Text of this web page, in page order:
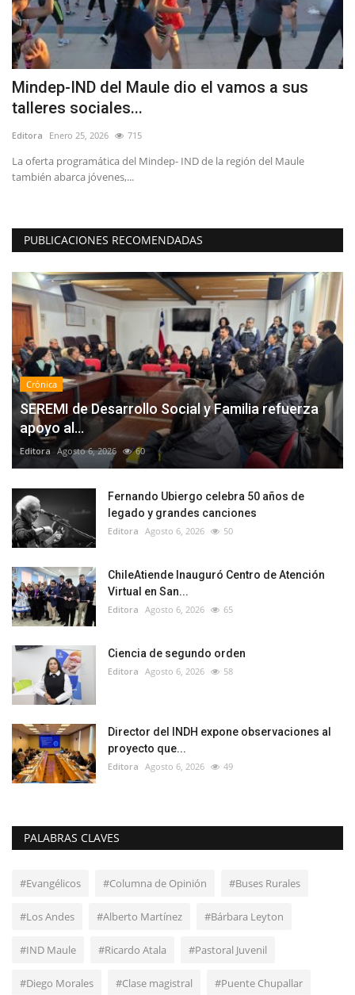
Mindep-IND del Maule dio el vamos a sus
talleres sociales...
Editora Enero 25, 2026 715
La oferta programática del Mindep- IND de la región del Maule
también abarca jóvenes,...
PUBLICACIONES RECOMENDADAS
Crónica
SEREMI de Desarrollo Social y Familia refuerza
apoyo al...
Editora Agosto 6, 2026 60
Fernando Ubiergo celebra 50 años de
legado y grandes canciones
Editora Agosto 6, 2026 50
ChileAtiende Inauguró Centro de Atención
Virtual en San...
Editora Agosto 6, 2026 65
Ciencia de segundo orden
Editora Agosto 6, 2026 58
Director del INDH expone observaciones al
proyecto que...
Editora Agosto 6, 2026 49
PALABRAS CLAVES
#Evangélicos #Columna de Opinión #Buses Rurales
#Los Andes #Alberto Martínez #Bárbara Leyton
#IND Maule #Ricardo Atala #Pastoral Juvenil
#Diego Morales #Clase magistral #Puente Chupallar